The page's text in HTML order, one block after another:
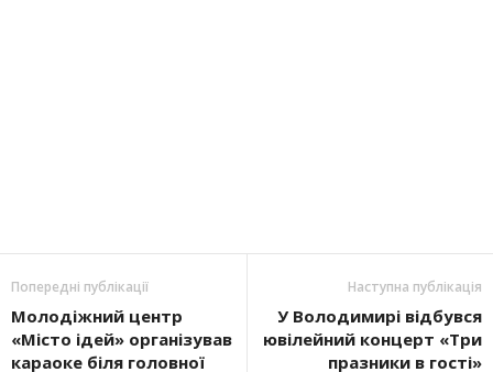
Попередні публікації
Молодіжний центр
«Місто ідей» організував
караоке біля головної
Наступна публікація
У Володимирі відбувся
ювілейний концерт «Три
празники в гості»